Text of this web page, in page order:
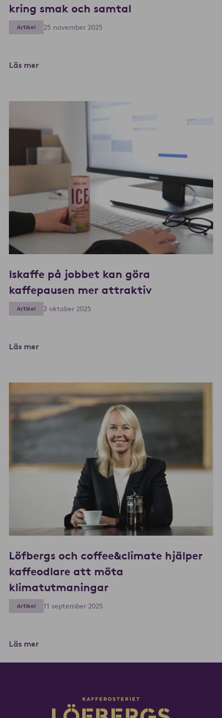
kring smak och samtal
Artikel 25 november 2025
Läs mer
Iskaffe på jobbet kan göra
kaffepausen mer attraktiv
Artikel 2 oktober 2025
Läs mer
Löfbergs och coffee&climate hjälper
kaffeodlare att möta
klimatutmaningar
Artikel 11 september 2025
Läs mer